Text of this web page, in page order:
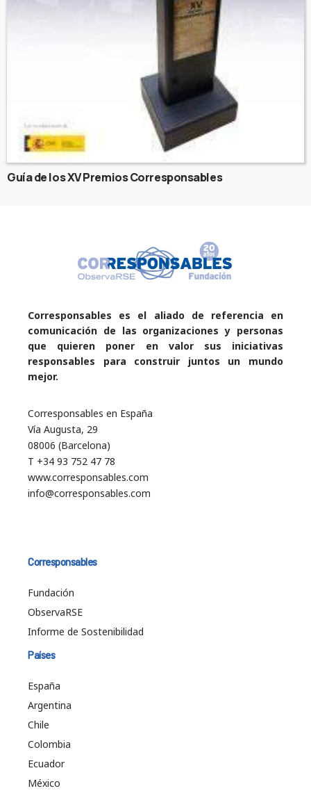
Guía de los XV Premios Corresponsables
Corresponsables es el aliado de referencia en
comunicación de las organizaciones y personas
que quieren poner en valor sus iniciativas
responsables para construir juntos un mundo
mejor.
Corresponsables en España
Vía Augusta, 29
08006 (Barcelona)
T +34 93 752 47 78
www.corresponsables.com
info@corresponsables.com
Corresponsables
Fundación
ObservaRSE
Informe de Sostenibilidad
Países
España
Argentina
Chile
Colombia
Ecuador
México